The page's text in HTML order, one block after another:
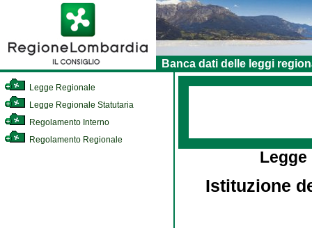
Banca dati delle leggi
Legge Regionale
Legge Regionale Statutaria
Regolamento Interno
Regolamento Regionale
Istituzione